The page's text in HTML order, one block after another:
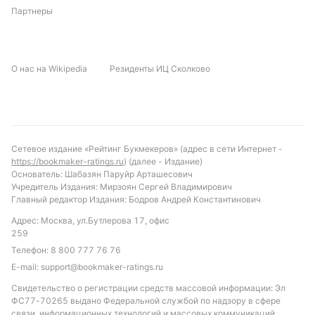
ожидать, что Копенгаген сохранит свое
желтым карточкам во втором тайме — эта ставка
прошла в 12 из 14 последних встреч. Также стоит
обратить внимание на количество аутов, которое
традиционно превышает 35.5, что может стать
дополнительным вариантом для ставок на этот
матч.
Обновлено:
Автор
Партнеры
О нас на Wikipedia Резиденты ИЦ Сколково
Сетевое издание «Рейтинг Букмекеров» (адрес в сети Интернет -
https://bookmaker-ratings.ru) (далее - Издание)
Основатель: Шабазян Паруйр Арташесович
Учредитель Издания: Мирзоян Сергей Владимирович
Главный редактор Издания: Бодров Андрей Константинович
Адрес: Москва, ул.Бутлерова 17, офис
259
Телефон: 8 800 777 76 76
E-mail: support@bookmaker-ratings.ru
Свидетельство о регистрации средств массовой информации: Эл
ФС77-70265 выдано Федеральной службой по надзору в сфере